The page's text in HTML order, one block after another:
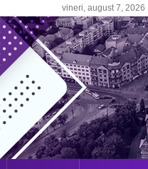
vineri, august 7, 2026